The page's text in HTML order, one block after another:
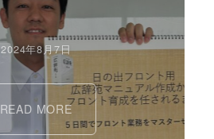
2024年8月7日
READ MORE